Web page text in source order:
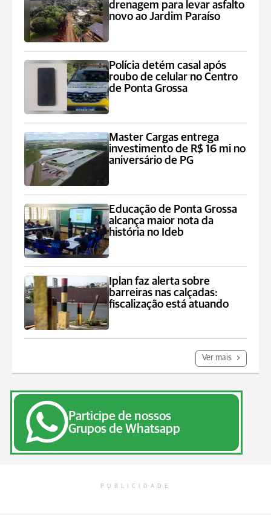
drenagem para levar asfalto
novo ao Jardim Paraíso
Polícia detém casal após
roubo de celular no Centro
de Ponta Grossa
Master Cargas entrega
investimento de R$ 16 mi no
aniversário de PG
Educação de Ponta Grossa
alcança maior nota da
história no Ideb
Iplan faz alerta sobre
barreiras nas calçadas:
fiscalização está atuando
Ver mais
Participe de nossos
Grupos de Whatsapp
PUBLICIDADE